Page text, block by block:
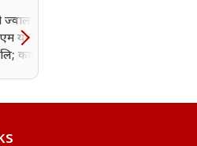
ज्वाला आज भी
योगी ने दी
काकोरी ट्रेन